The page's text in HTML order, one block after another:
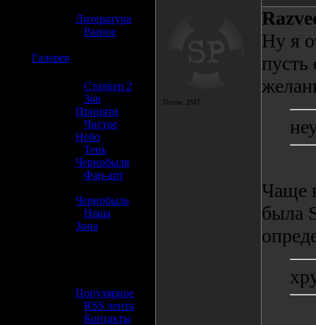
Литература
Разное
Галерея
Сталкер 2
Зов
Припяти
Чистое
Небо
Тень
Чернобыля
Фан-арт
Чернобыль
Наша
Зона
Популярное
RSS лента
Контакты
Посты: 2517
Ну я
пусть
Чаще
была